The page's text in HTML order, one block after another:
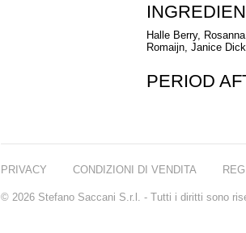
Halle Berry,
Romaijn, Janice
PERIOD
PRIVACY CONDIZIONI DI VENDITA
© 2026 Stefano Saccani S.r.l. - Tutti i diritti sono